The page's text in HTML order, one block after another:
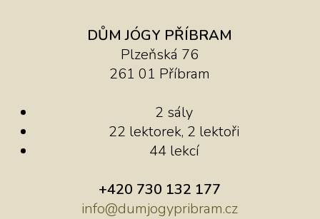
DŮM JÓGY PŘÍBRAM
Plzeňská 76
261 01 Příbram
2 sály
22 lektorek, 2 lektoři
44 lekcí
+420 730 132 177
info@dumjogypribram.cz